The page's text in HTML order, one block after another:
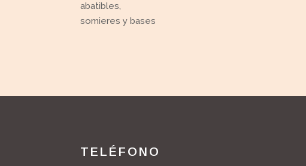
abatibles,
somieres y bases
TELÉFONO